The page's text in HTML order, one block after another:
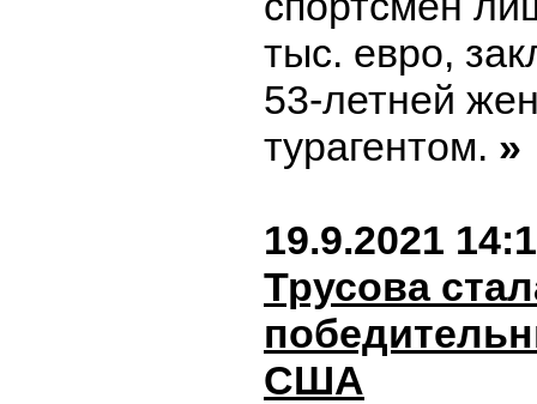
тыс. евро,
53-летней
турагентом. »
19.9.2021
Трусова
США